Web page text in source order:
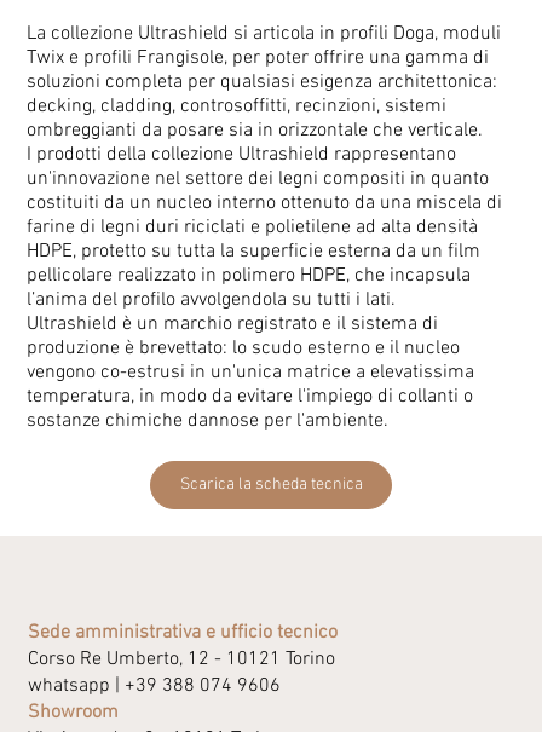
La collezione Ultrashield si articola in profili Doga, moduli
Twix e profili Frangisole, per poter offrire una gamma di
soluzioni completa per qualsiasi esigenza architettonica:
decking, cladding, controsoffitti, recinzioni, sistemi
ombreggianti da posare sia in orizzontale che verticale.
I prodotti della collezione Ultrashield rappresentano
un'innovazione nel settore dei legni compositi in quanto
costituiti da un nucleo interno ottenuto da una miscela di
farine di legni duri riciclati e polietilene ad alta densità
HDPE, protetto su tutta la superficie esterna da un film
pellicolare realizzato in polimero HDPE, che incapsula
l’anima del profilo avvolgendola su tutti i lati.
Ultrashield è un marchio registrato e il sistema di
produzione è brevettato: lo scudo esterno e il nucleo
vengono co-estrusi in un'unica matrice a elevatissima
temperatura, in modo da evitare l'impiego di collanti o
sostanze chimiche dannose per l'ambiente.
Scarica la scheda tecnica
Sede amministrativa e ufficio tecnico
Corso Re Umberto, 12 - 10121 Torino
whatsapp | +39 388 074 9606
Showroom